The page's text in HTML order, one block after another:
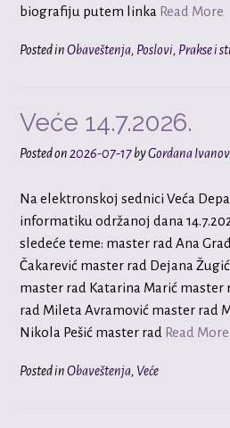
biografiju putem linka Read More
Posted inObaveštenja, Poslovi, Prakse i
Veće 14.7.2026.
Posted on2026-07-17byGordana
Na elektronskoj sednici Veća
informatiku održanoj dana
sledeće teme: master rad Ana
Čakarević master rad Dejana
master rad Katarina Marić master
rad Mileta Avramović master rad
Nikola Pešić master rad Read More
Posted inObaveštenja, Veće